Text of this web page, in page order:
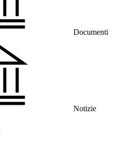
Documenti
Notizie